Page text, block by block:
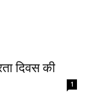
दिवस की
1